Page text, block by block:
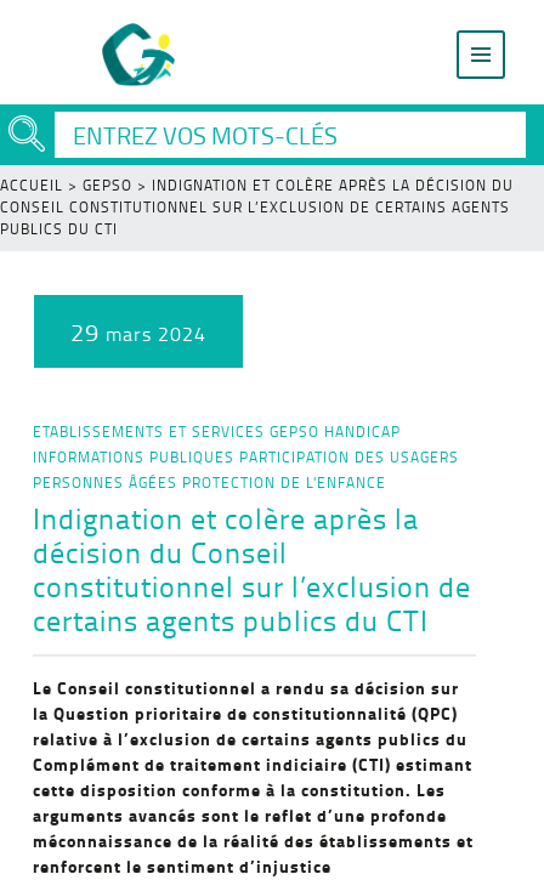
ACCUEIL > GEPSO > INDIGNATION ET COLÈRE APRÈS LA DÉCISION DU
CONSEIL CONSTITUTIONNEL SUR L’EXCLUSION DE CERTAINS AGENTS
PUBLICS DU CTI
29 mars 2024
ETABLISSEMENTS ET SERVICES GEPSO HANDICAP
INFORMATIONS PUBLIQUES PARTICIPATION DES USAGERS
PERSONNES ÂGÉES PROTECTION DE L'ENFANCE
Indignation et colère après la
décision du Conseil
constitutionnel sur l’exclusion de
certains agents publics du CTI
Le Conseil constitutionnel a rendu sa décision sur
la Question prioritaire de constitutionnalité (QPC)
relative à l’exclusion de certains agents publics du
Complément de traitement indiciaire (CTI) estimant
cette disposition conforme à la constitution. Les
arguments avancés sont le reflet d’une profonde
méconnaissance de la réalité des établissements et
renforcent le sentiment d’injustice